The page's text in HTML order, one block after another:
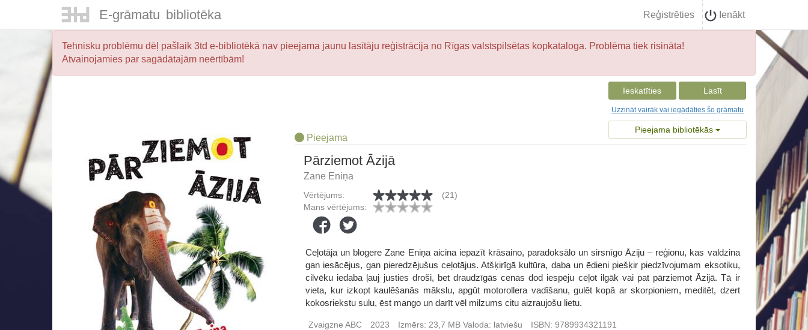
E-grāmatu bibliotēka Reģistrēties Ienākt
Tehnisku problēmu dēļ pašlaik 3td e-bibliotēkā nav pieejama jaunu lasītāju reģistrācija no Rīgas valstspilsētas kopkataloga. Problēma tiek risināta!
Atvainojamies par sagādātajām neērtībām!
Ieskatīties Lasīt
Uzzināt vairāk vai iegādāties šo grāmatu
Pieejama bibliotēkās
Pieejama
Pārziemot Āzijā
Zane Eniņa
Vērtējums:
(21)
Mans vērtējums:
Ceļotāja un blogere Zane Eniņa aicina iepazīt krāsaino, paradoksālo un sirsnīgo Āziju – reģionu, kas valdzina
gan iesācējus, gan pieredzējušus ceļotājus. Atšķirīgā kultūra, daba un ēdieni piešķir piedzīvojumam eksotiku,
cilvēku iedaba ļauj justies droši, bet draudzīgās cenas dod iespēju ceļot ilgāk vai pat pārziemot Āzijā. Tā ir
vieta, kur izkopt kaulēšanās mākslu, apgūt motorollera vadīšanu, gulēt kopā ar skorpioniem, meditēt, dzert
kokosriekstu sulu, ēst mango un darīt vēl milzums citu aizraujošu lietu.
Zvaigzne ABC 2023 Izmērs: 23,7 MBValoda: latviešu ISBN: 9789934321191